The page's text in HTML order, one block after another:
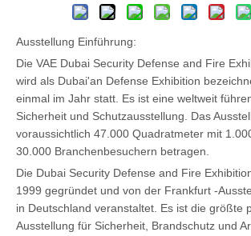
Ausstellung Einführung:
Die VAE Dubai Security Defense and Fire
wird als Dubai'an Defense Exhibition
einmal im Jahr statt. Es ist eine weltweit
Sicherheit und Schutzausstellung. Das
voraussichtlich 47.000 Quadratmeter mit
30.000 Branchenbesuchern betragen.
Die Dubai Security Defense and Fire
1999 gegründet und von der Frankfurt -
in Deutschland veranstaltet. Es ist die größte
Ausstellung für Sicherheit, Brandschutz und